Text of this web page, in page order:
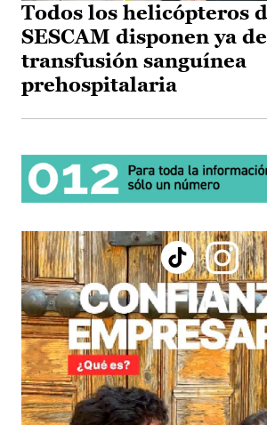
Todos los helicópteros
SESCAM disponen ya de
transfusión sanguínea
prehospitalaria